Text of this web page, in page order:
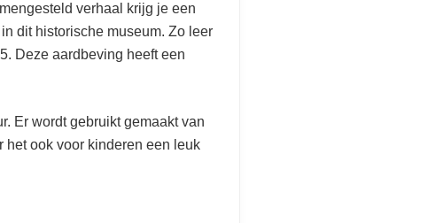
verhaal krijg je een
dit historische museum. Zo leer
Deze aardbeving heeft een
Er wordt gebruikt gemaakt van
ook voor kinderen een leuk